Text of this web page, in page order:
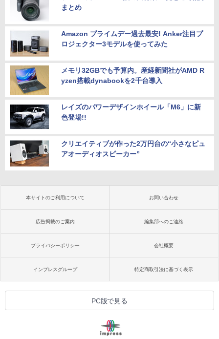
まとめ
Amazon プライムデー過去最安! Anker注目プ
ロジェクター3モデルを使ってみた
メモリ32GBでも予算内。産経新聞社がAMD R
yzen搭載dynabookを2千台導入
レイズのパワーデザインホイール「M6」に新
色登場!!
クリエイティブが作った2万円台の“小さなピュ
アオーディオスピーカー”
本サイトのご利用について お問い合わせ
広告掲載のご案内 編集部へのご連絡
プライバシーポリシー 会社概要
インプレスグループ 特定商取引法に基づく表示
PC版で見る